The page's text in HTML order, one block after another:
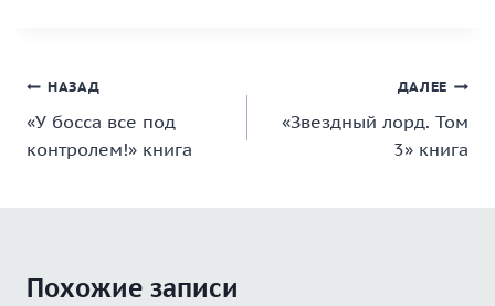
Навигация
по
записям
НАЗАД
«У босса все под
контролем!» книга
ДАЛЕЕ
«Звездный лорд. Том
3» книга
Похожие записи